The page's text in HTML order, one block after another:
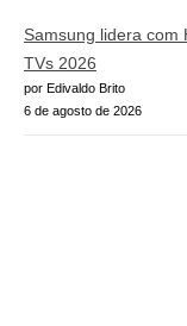
Samsung lidera com
TVs 2026
por Edivaldo Brito
6 de agosto de 2026